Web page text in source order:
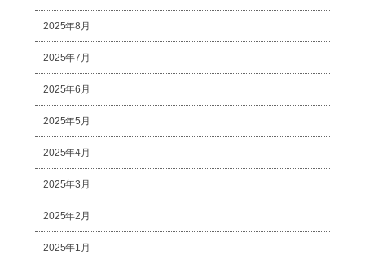
2025年8月
2025年7月
2025年6月
2025年5月
2025年4月
2025年3月
2025年2月
2025年1月